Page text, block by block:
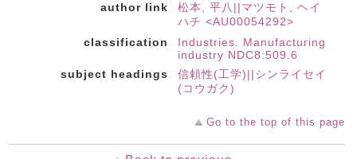
author link
松本, 平八||マツモト, ヘイ
ハチ <AU00054292>
classification
Industries. Manufacturing
industry NDC8:509.6
subject headings
信頼性(工学)||シンライセイ
(コウガク)
Go to the top of this page